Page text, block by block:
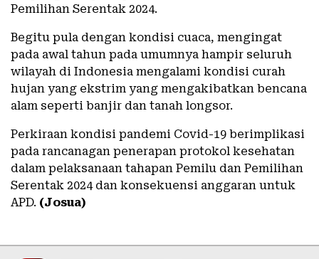
Pemilihan Serentak 2024.
Begitu pula dengan kondisi cuaca, mengingat
pada awal tahun pada umumnya hampir seluruh
wilayah di Indonesia mengalami kondisi curah
hujan yang ekstrim yang mengakibatkan bencana
alam seperti banjir dan tanah longsor.
Perkiraan kondisi pandemi Covid-19 berimplikasi
pada rancanagan penerapan protokol kesehatan
dalam pelaksanaan tahapan Pemilu dan Pemilihan
Serentak 2024 dan konsekuensi anggaran untuk
APD. (Josua)